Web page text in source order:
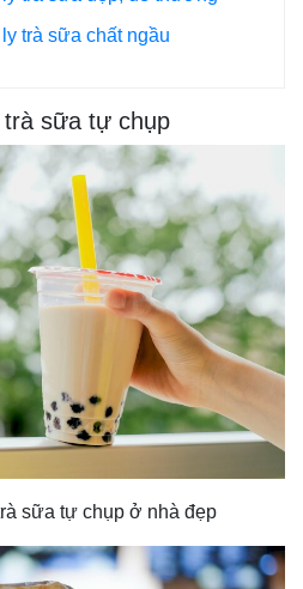
trà sữa chất ngầu
sữa tự chụp
sữa tự chụp ở nhà đẹp